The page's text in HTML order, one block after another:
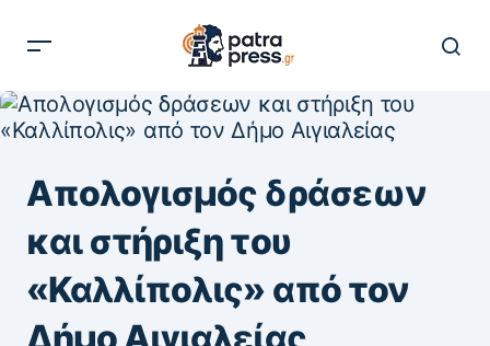
Απολογισμός δράσεων
και στήριξη του
«Καλλίπολις» από τον